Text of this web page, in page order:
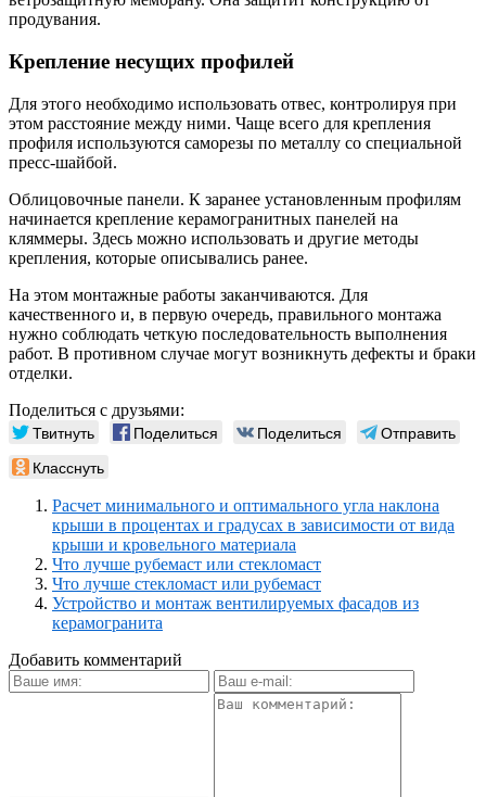
продувания.
Крепление несущих профилей
Для этого необходимо использовать отвес, контролируя при
этом расстояние между ними. Чаще всего для крепления
профиля используются саморезы по металлу со специальной
пресс-шайбой.
Облицовочные панели. К заранее установленным профилям
начинается крепление керамогранитных панелей на
кляммеры. Здесь можно использовать и другие методы
крепления, которые описывались ранее.
На этом монтажные работы заканчиваются. Для
качественного и, в первую очередь, правильного монтажа
нужно соблюдать четкую последовательность выполнения
работ. В противном случае могут возникнуть дефекты и браки
отделки.
Поделиться с друзьями:
Твитнуть Поделиться Поделиться
Отправить
Класснуть
Расчет минимального и оптимального угла наклона
крыши в процентах и градусах в зависимости от вида
крыши и кровельного материала
Что лучше рубемаст или стекломаст
Что лучше стекломаст или рубемаст
Устройство и монтаж вентилируемых фасадов из
керамогранита
Добавить комментарий